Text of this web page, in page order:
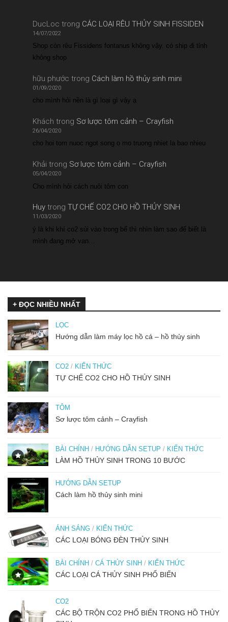
DucLoc trong CÁC LOẠI RÊU THỦY SINH FISSIDEN
14/07/2022
Shop còn rêu Fissidens fontanus không vậy. có ship đi tỉnh
không shop
hữu phước trong Cách làm hồ thủy sinh mini
01/09/2020
cho mình hỏi nền là gì loại gì vậy ạ
Khách trong Sơ lược tôm cảnh – Crayfish
26/04/2020
cho hoi tom nuoc ngot song o mo truong nhiet la bao nhieu
Khải trong Sơ lược tôm cảnh – Crayfish
05/04/2020
Cho mình hỏi cách nuôi tôm con
Huytrong TỰ CHẾ CO2 CHO HỒ THỦY SINH
11/03/2020
ý là khi khí co2 sủi vào trong bể thì nhìn làm sao để biết là
mình đang mở van…
+ ĐỌC NHIỀU NHẤT
LỌC
Hướng dẫn làm máy lọc hồ cá – hồ thủy sinh
CO2 / KIẾN THỨC
TỰ CHẾ CO2 CHO HỒ THỦY SINH
TÔM
Sơ lược tôm cảnh – Crayfish
BÀI CHÍNH / HƯỚNG DẪN SETUP / KIẾN THỨC
LÀM HỒ THỦY SINH TRONG 10 BƯỚC
HƯỚNG DẪN SETUP
Cách làm hồ thủy sinh mini
ÁNH SÁNG / KIẾN THỨC
CÁC LOẠI BÓNG ĐÈN THỦY SINH
BÀI CHÍNH / CÁ THỦY SINH / KIẾN THỨC
CÁC LOẠI CÁ THỦY SINH PHỔ BIẾN
CO2
CÁC BỘ TRỘN CO2 PHỔ BIẾN TRONG HỒ THỦY